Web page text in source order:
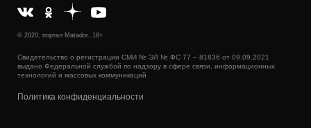
© 2020, портал Matador, 18+
Свидетельство о регистрации СМИ № ЭЛ № ФС 77 – 81836 от 09.09.2021
выдано Федеральной службой по надзору в сфере связи, информационных
технологий и массовых коммуникаций
Политика конфиденциальности